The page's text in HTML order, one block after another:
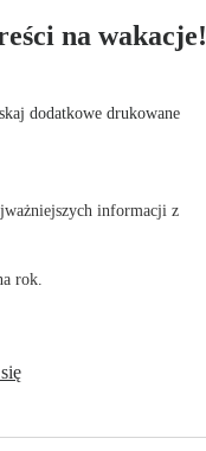
na wakacje!
dodatkowe drukowane
informacji z
rok.